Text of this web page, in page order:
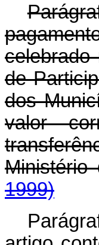
de
dos
valor
1999)